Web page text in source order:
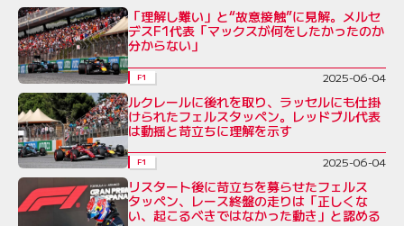
「理解し難い」と“故意接触”に見解。メルセ
デスF1代表「マックスが何をしたかったのか
分からない」
F1 2025-06-04
ルクレールに後れを取り、ラッセルにも仕掛
けられたフェルスタッペン。レッドブル代表
は動揺と苛立ちに理解を示す
F1 2025-06-04
リスタート後に苛立ちを募らせたフェルス
タッペン、レース終盤の走りは「正しくな
い、起こるべきではなかった動き」と認める